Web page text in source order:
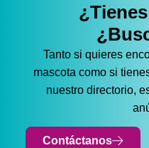
Tanto si quieres
mascota como si
nuestro directorio,
Contáctanos